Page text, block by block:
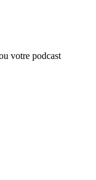
votre podcast